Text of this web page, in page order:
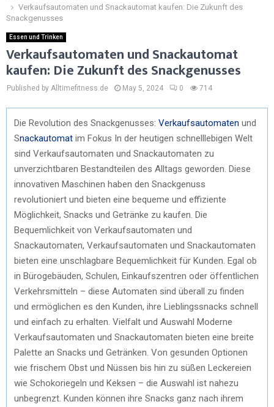
Verkaufsautomaten und Snackautomat kaufen: Die Zukunft des
Snackgenusses
Essen und Trinken
Verkaufsautomaten und Snackautomat
kaufen: Die Zukunft des Snackgenusses
Published by Alltimefitness.de May 5, 2024 0 714
Die Revolution des Snackgenusses: Verkaufsautomaten und
Snackautomat im Fokus In der heutigen schnelllebigen Welt
sind Verkaufsautomaten und Snackautomaten zu
unverzichtbaren Bestandteilen des Alltags geworden. Diese
innovativen Maschinen haben den Snackgenuss
revolutioniert und bieten eine bequeme und effiziente
Möglichkeit, Snacks und Getränke zu kaufen. Die
Bequemlichkeit von Verkaufsautomaten und
Snackautomaten, Verkaufsautomaten und Snackautomaten
bieten eine unschlagbare Bequemlichkeit für Kunden. Egal ob
in Bürogebäuden, Schulen, Einkaufszentren oder öffentlichen
Verkehrsmitteln – diese Automaten sind überall zu finden
und ermöglichen es den Kunden, ihre Lieblingssnacks schnell
und einfach zu erhalten. Vielfalt und Auswahl Moderne
Verkaufsautomaten und Snackautomaten bieten eine breite
Palette an Snacks und Getränken. Von gesunden Optionen
wie frischem Obst und Nüssen bis hin zu süßen Leckereien
wie Schokoriegeln und Keksen – die Auswahl ist nahezu
unbegrenzt. Kunden können ihre Snacks ganz nach ihrem